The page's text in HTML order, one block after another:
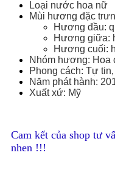
Loại nước hoa nữ
Mùi hương đặc
Hương đầu:
Hương giữa:
Hương cuối:
Nhóm hương: Hoa
Phong cách: Tự
Năm phát hành:
Xuất xứ: Mỹ
Cam kết của shop tư
nhen !!!